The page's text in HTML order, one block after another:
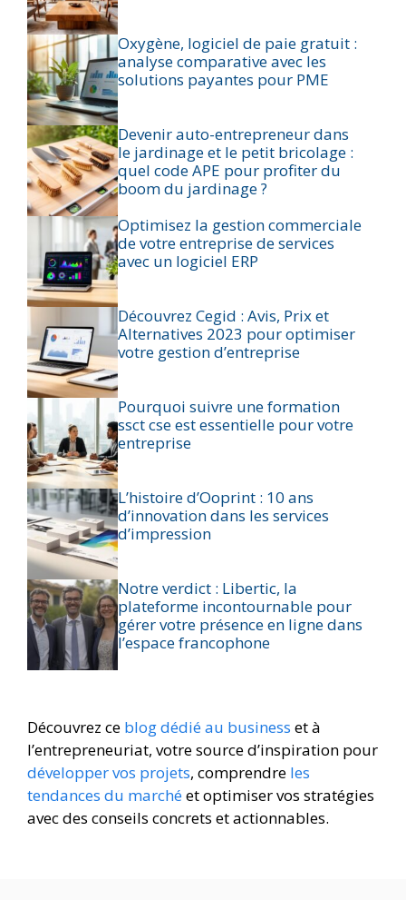
Oxygène, logiciel de paie gratuit :
analyse comparative avec les
solutions payantes pour PME
Devenir auto-entrepreneur dans
le jardinage et le petit bricolage :
quel code APE pour profiter du
boom du jardinage ?
Optimisez la gestion commerciale
de votre entreprise de services
avec un logiciel ERP
Découvrez Cegid : Avis, Prix et
Alternatives 2023 pour optimiser
votre gestion d’entreprise
Pourquoi suivre une formation
ssct cse est essentielle pour votre
entreprise
L’histoire d’Ooprint : 10 ans
d’innovation dans les services
d’impression
Notre verdict : Libertic, la
plateforme incontournable pour
gérer votre présence en ligne dans
l’espace francophone
Découvrez ce blog dédié au business et à
l’entrepreneuriat, votre source d’inspiration pour
développer vos projets, comprendre les
tendances du marchéet optimiser vos stratégies
avec des conseils concrets et actionnables.